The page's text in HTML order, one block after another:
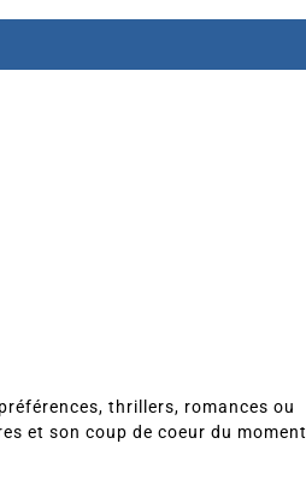
thrillers, romances ou
et son coup de coeur du moment